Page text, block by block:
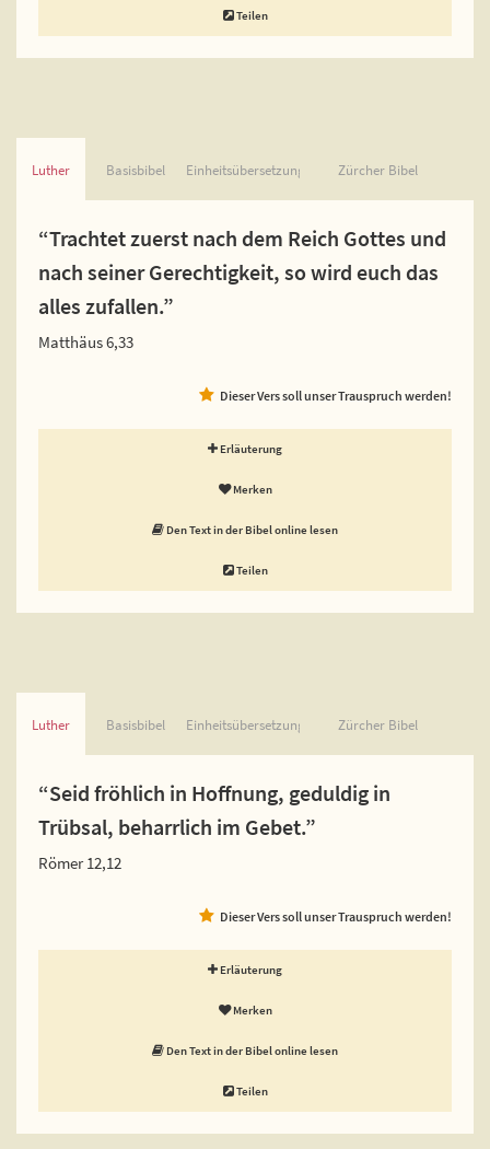
Teilen
Luther Basisbibel Einheitsübersetzung Zürcher Bibel
“Trachtet zuerst nach dem Reich Gottes und
nach seiner Gerechtigkeit, so wird euch das
alles zufallen.”
Matthäus 6,33
Dieser Vers soll unser Trauspruch werden!
Erläuterung
Merken
Den Text in der Bibel online lesen
Teilen
Luther Basisbibel Einheitsübersetzung Zürcher Bibel
“Seid fröhlich in Hoffnung, geduldig in
Trübsal, beharrlich im Gebet.”
Römer 12,12
Dieser Vers soll unser Trauspruch werden!
Erläuterung
Merken
Den Text in der Bibel online lesen
Teilen